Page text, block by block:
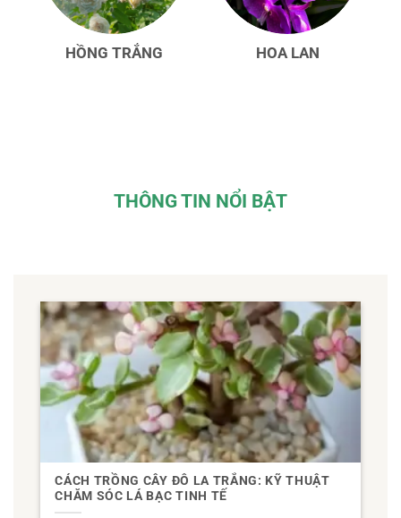
HỒNG TRẮNG HOA LAN
THÔNG TIN NỔI BẬT
CÁCH TRỒNG CÂY ĐÔ LA TRẮNG: KỸ THUẬT
CHĂM SÓC LÁ BẠC TINH TẾ